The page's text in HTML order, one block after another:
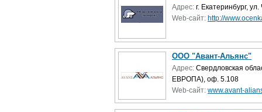
Адрес: г. Екатеринбург,
Web-сайт: http://
ООО "Авант-Альянс"
Адрес: Свердловская
ЕВРОПА), оф. 5.108
Web-сайт: www.avant-